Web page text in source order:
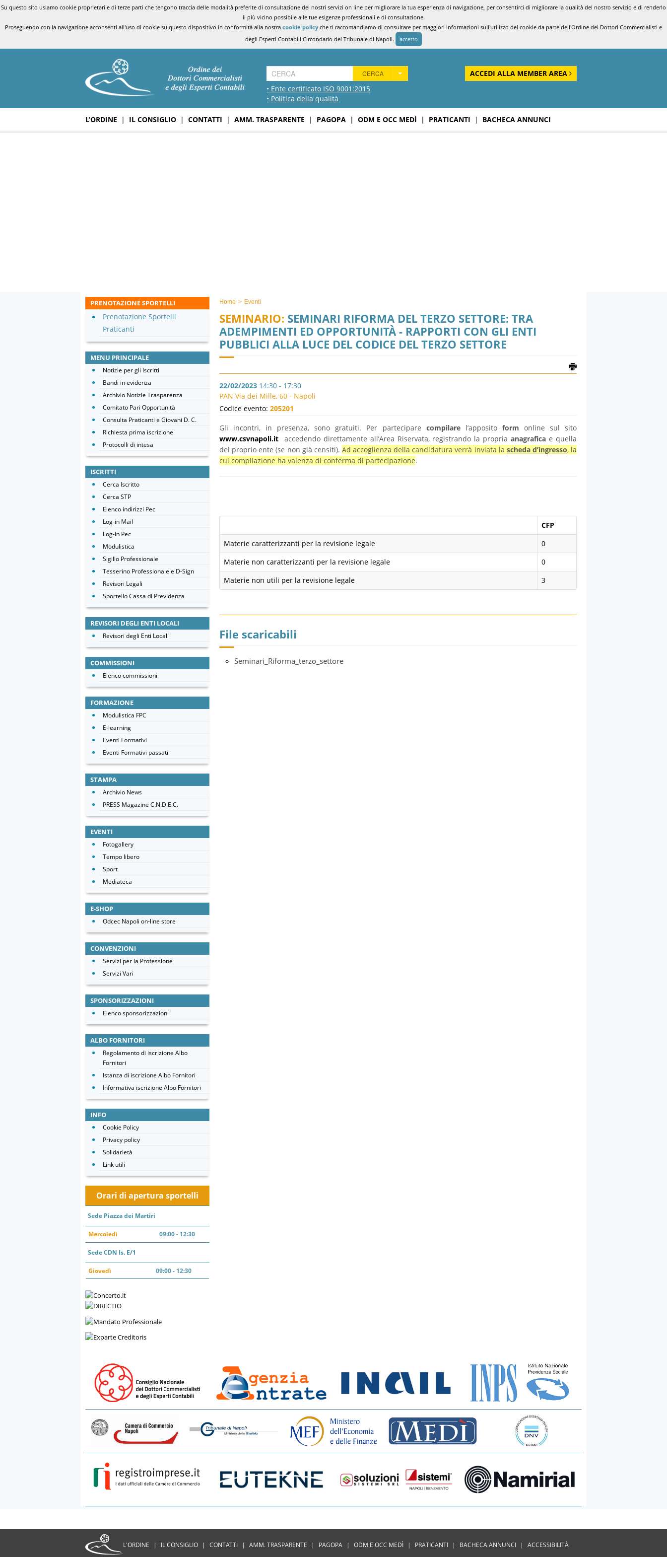
Su questo sito usiamo cookie proprietari e di terze parti che tengono traccia delle modalità preferite di consultazione dei nostri servizi on line per migliorare la tua esperienza di navigazione, per consentirci di migliorare la qualità del nostro servizio e di renderlo
il più vicino possibile alle tue esigenze professionali e di consultazione.
Proseguendo con la navigazione acconsenti all'uso di cookie su questo dispositivo in conformità alla nostra cookie policy che ti raccomandiamo di consultare per maggiori informazioni sull'utilizzo dei cookie da parte dell'Ordine dei Dottori Commercialisti e
degli Esperti Contabili Circondario del Tribunale di Napoli.
accetto
• Ente certificato ISO 9001:2015
• Politica della qualità
CERCA ACCEDI ALLA MEMBER AREA
L'ORDINE | IL CONSIGLIO | CONTATTI | AMM. TRASPARENTE | PAGOPA | ODM E OCC MEDÌ | PRATICANTI | BACHECA ANNUNCI
Home > Eventi
SEMINARIO: SEMINARI RIFORMA DEL TERZO SETTORE: TRA
ADEMPIMENTI ED OPPORTUNITÀ - RAPPORTI CON GLI ENTI
PUBBLICI ALLA LUCE DEL CODICE DEL TERZO SETTORE
22/02/2023 14:30 - 17:30
PAN Via dei Mille, 60 - Napoli
Codice evento: 205201
Gli incontri, in presenza, sono gratuiti. Per partecipare compilarel’apposito form online sul sito
www.csvnapoli.it
accedendo direttamente all’Area Riservata, registrando la propriaanagrafica e quella
del proprio ente (se non già censiti). Ad accoglienza della candidatura verrà inviata la scheda d’ingresso, la
cui compilazione ha valenza di conferma di partecipazione.
CFP
Materie caratterizzanti per la revisione legale
0
Materie non caratterizzanti per la revisione legale
0
Materie non utili per la revisione legale
3
File scaricabili
Seminari_Riforma_terzo_settore
PRENOTAZIONE SPORTELLI
Prenotazione Sportelli
Praticanti
MENU PRINCIPALE
Notizie per gli Iscritti
Bandi in evidenza
Archivio Notizie Trasparenza
Comitato Pari Opportunità
Consulta Praticanti e Giovani D. C.
Richiesta prima iscrizione
Protocolli di intesa
ISCRITTI
Cerca Iscritto
Cerca STP
Elenco indirizzi Pec
Log-in Mail
Log-in Pec
Modulistica
Sigillo Professionale
Tesserino Professionale e D-Sign
Revisori Legali
Sportello Cassa di Previdenza
REVISORI DEGLI ENTI LOCALI
Revisori degli Enti Locali
COMMISSIONI
Elenco commissioni
FORMAZIONE
Modulistica FPC
E-learning
Eventi Formativi
Eventi Formativi passati
STAMPA
Archivio News
PRESS Magazine C.N.D.E.C.
EVENTI
Fotogallery
Tempo libero
Sport
Mediateca
E-SHOP
Odcec Napoli on-line store
CONVENZIONI
Servizi per la Professione
Servizi Vari
SPONSORIZZAZIONI
Elenco sponsorizzazioni
ALBO FORNITORI
Regolamento di iscrizione Albo
Fornitori
Istanza di iscrizione Albo Fornitori
Informativa iscrizione Albo Fornitori
INFO
Cookie Policy
Privacy policy
Solidarietà
Link utili
Orari di apertura sportelli
Sede Piazza dei Martiri
Mercoledì 09:00 - 12:30
Sede CDN Is. E/1
Giovedì 09:00 - 12:30
L'ORDINE | IL CONSIGLIO | CONTATTI | AMM. TRASPARENTE | PAGOPA | ODM E OCC MEDÌ | PRATICANTI | BACHECA ANNUNCI | ACCESSIBILITÀ